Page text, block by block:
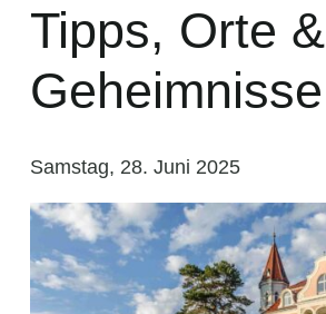
Tipps, Orte &
Geheimnisse
Samstag, 28. Juni 2025